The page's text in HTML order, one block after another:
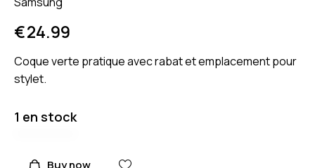
€24.99
Coque verte pratique avec rabat et emplacement pour
stylet.
1 en stock
Buy now